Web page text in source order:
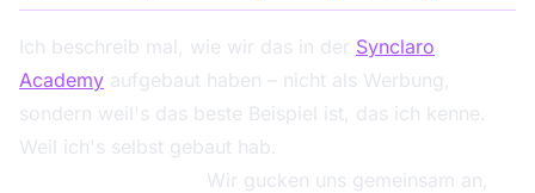
Ich beschreib mal, wie wir das in der Synclaro
Academy aufgebaut haben – nicht als Werbung,
sondern weil's das beste Beispiel ist, das ich kenne.
Weil ich's selbst gebaut hab.
Wir gucken uns gemeinsam an,